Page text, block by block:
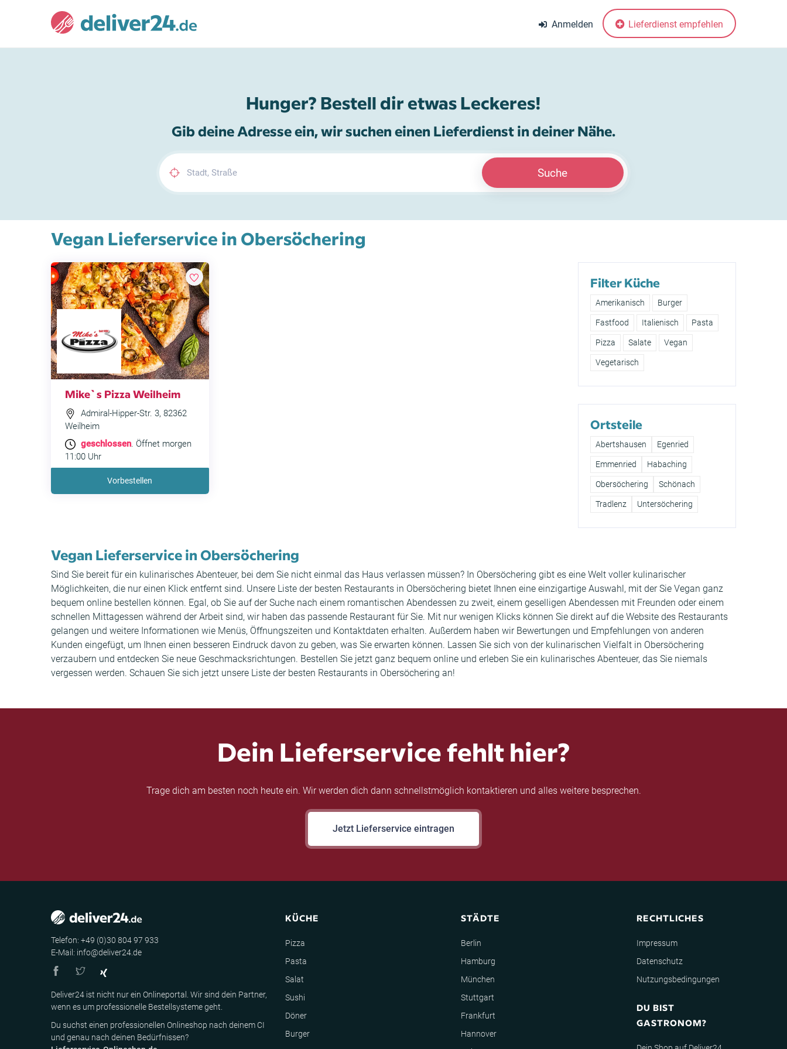
Anmelden Lieferdienst empfehlen
Hunger? Bestell dir etwas Leckeres!
Gib deine Adresse ein, wir suchen einen Lieferdienst in deiner Nähe.
Suche
Vegan Lieferservice in Obersöchering
Mike`s Pizza Weilheim
Admiral-Hipper-Str. 3, 82362
Weilheim
geschlossen. Öffnet morgen
11:00 Uhr
Vorbestellen
Filter Küche
Amerikanisch Burger
Fastfood Italienisch Pasta
Pizza Salate Vegan
Vegetarisch
Ortsteile
Abertshausen Egenried
Emmenried Habaching
Obersöchering Schönach
Tradlenz Untersöchering
Vegan Lieferservice in Obersöchering
Sind Sie bereit für ein kulinarisches Abenteuer, bei dem Sie nicht einmal das Haus verlassen müssen? In Obersöchering gibt es eine Welt voller kulinarischer
Möglichkeiten, die nur einen Klick entfernt sind. Unsere Liste der besten Restaurants in Obersöchering bietet Ihnen eine einzigartige Auswahl, mit der Sie Vegan ganz
bequem online bestellen können. Egal, ob Sie auf der Suche nach einem romantischen Abendessen zu zweit, einem geselligen Abendessen mit Freunden oder einem
schnellen Mittagessen während der Arbeit sind, wir haben das passende Restaurant für Sie. Mit nur wenigen Klicks können Sie direkt auf die Website des Restaurants
gelangen und weitere Informationen wie Menüs, Öffnungszeiten und Kontaktdaten erhalten. Außerdem haben wir Bewertungen und Empfehlungen von anderen
Kunden eingefügt, um Ihnen einen besseren Eindruck davon zu geben, was Sie erwarten können. Lassen Sie sich von der kulinarischen Vielfalt in Obersöchering
verzaubern und entdecken Sie neue Geschmacksrichtungen. Bestellen Sie jetzt ganz bequem online und erleben Sie ein kulinarisches Abenteuer, das Sie niemals
vergessen werden. Schauen Sie sich jetzt unsere Liste der besten Restaurants in Obersöchering an!
Dein Lieferservice fehlt hier?
Trage dich am besten noch heute ein. Wir werden dich dann schnellstmöglich kontaktieren und alles weitere besprechen.
Jetzt Lieferservice eintragen
Telefon: +49 (0)30 804 97 933
E-Mail: info@deliver24.de
Deliver24 ist nicht nur ein Onlineportal. Wir sind dein Partner,
wenn es um professionelle Bestellsysteme geht.
Du suchst einen professionellen Onlineshop nach deinem CI
und genau nach deinen Bedürfnissen?
KÜCHE
Pizza
Pasta
Salat
Sushi
Döner
Burger
STÄDTE
Berlin
Hamburg
München
Stuttgart
Frankfurt
Hannover
RECHTLICHES
Impressum
Datenschutz
Nutzungsbedingungen
DU BIST
GASTRONOM?